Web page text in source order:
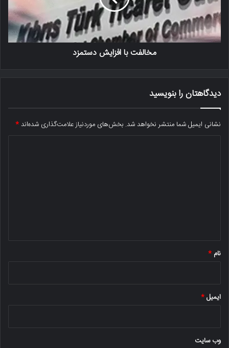
مخالفت با افزایش دستمزد
دیدگاهتان را بنویسید
نشانی ایمیل شما منتشر نخواهد شد. بخش‌های موردنیاز علامت‌گذاری شده‌اند*
نام *
ایمیل*
وب‌ سایت